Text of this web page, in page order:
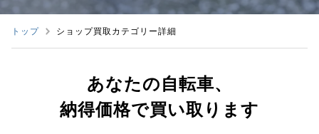
トップ ショップ買取カテゴリー詳細
あなたの自転車、
納得価格で買い取ります